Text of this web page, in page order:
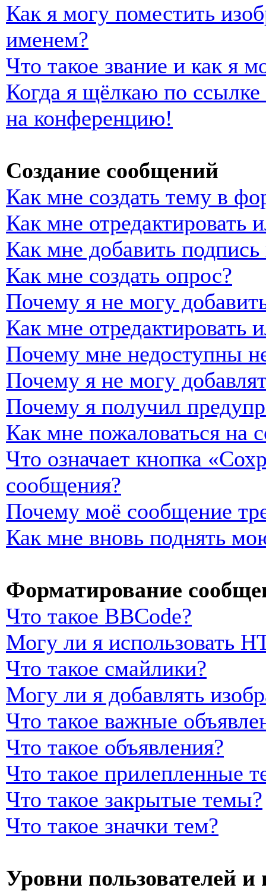
Как я могу поместить
именем?
Что такое звание и как я
Когда я щёлкаю по
на конференцию!
Создание сообщений
Как мне создать тему в
Как мне отредактировать
Как мне добавить
Как мне создать опрос?
Почему я не могу
Как мне отредактировать
Почему мне недоступны
Почему я не могу
Почему я получил
Как мне пожаловаться на
Что означает кнопка
сообщения?
Почему моё сообщение
Как мне вновь поднять
Форматирование
Что такое BBCode?
Могу ли я использовать
Что такое смайлики?
Могу ли я добавлять
Что такое важные
Что такое объявления?
Что такое прилепленные
Что такое закрытые темы?
Что такое значки тем?
Уровни пользователей